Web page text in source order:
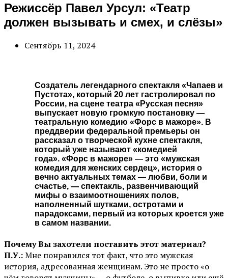
Режиссёр Павел Урсул: «Театр
должен вызывать и смех, и слёзы»
Сентябрь 11, 2024
Создатель легендарного спектакля «Чапаев и
Пустота», который 20 лет гастролировал по
России, на сцене театра «Русская песня»
выпускает новую громкую постановку —
театральную комедию «Форс в мажоре». В
преддверии федеральной премьеры он
рассказал о творческой кухне спектакля,
который уже называют «комедией
года». «Форс в мажоре» — это «мужская
комедия для женских сердец», история о
вечно актуальных темах — любви, боли и
счастье, — спектакль, развенчивающий
мифы о взаимоотношениях полов,
наполненный шутками, остротами и
парадоксами, первый из которых кроется уже
в самом названии.
Почему Вы захотели поставить этот материал?
П.У.:Мне понравился тот факт, что это мужская
история, адресованная женщинам. Это не просто «о